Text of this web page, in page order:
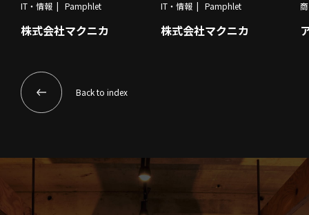
IT・情報 Pamphlet
株式会社マクニカ
IT・情報 Pamphlet
株式会社マクニカ
Back to index